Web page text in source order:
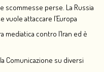
scommesse perse. La Russia
vuole attaccare l’Europa
mediatica contro l’Iran ed è
Comunicazione su diversi